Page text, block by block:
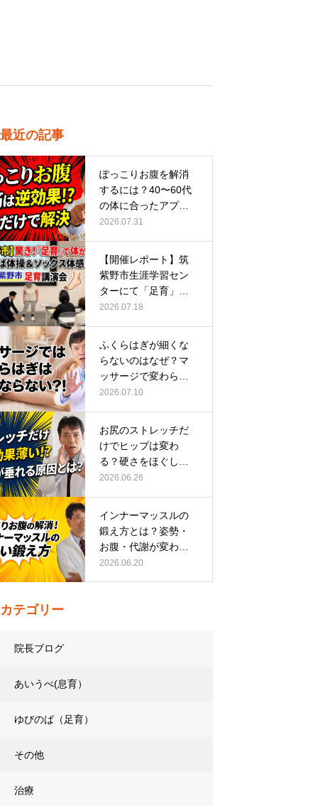
最近の記事
ぽっこりお腹を解消
するには？40〜60代
の体に合ったアプロ
ーチ
2026.07.31
【開催レポート】筑
紫野市生涯学習セン
ターにて「足育」講
演会に登壇し…
2026.07.18
ふくらはぎが細くな
らないのはなぜ？マ
ッサージで変わらな
い根本原因
2026.07.10
お尻のストレッチだ
けでヒップは変わ
る？硬さをほぐして
整える正しい方…
2026.06.26
インナーマッスルの
鍛え方とは？姿勢・
お腹・代謝が変わる
トレーニング…
2026.06.20
カテゴリー
院長ブログ
あいうべ(息育）
ゆびのば（足育）
その他
治療